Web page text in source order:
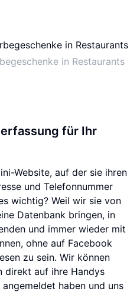
in Restaurants
für Ihr
Website, auf der sie ihren
und Telefonnummer
wichtig? Weil wir sie von
Datenbank bringen, in
und immer wieder mit
ohne auf Facebook
zu sein. Wir können
direkt auf ihre Handys
haben und uns